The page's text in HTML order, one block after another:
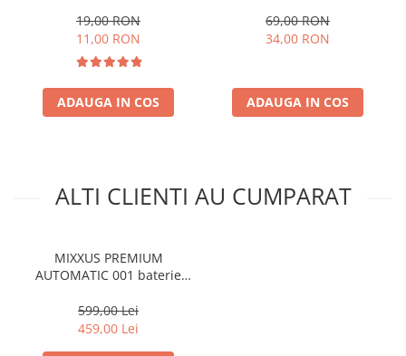
19,00 RON
11,00 RON
ADAUGA IN COS
69,00 RON
34,00 RON
ADAUGA IN COS
ALTI CLIENTI AU CUMPARAT
MIXXUS PREMIUM
AUTOMATIC 001 baterie
599,00 Lei
459,00 Lei